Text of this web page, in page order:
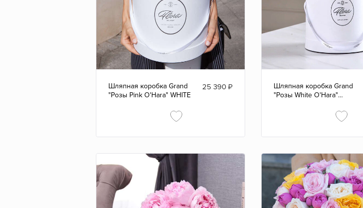
Шляпная коробка Grand
"Розы Pink O'Hara" WHITE
25 390₽
Шляпная коробка Grand
"Розы White O'Hara"